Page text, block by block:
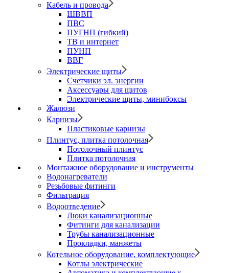
Кабель и провода
ШВВП
ПВС
ПУГНП (гибкий)
ТВ и интернет
ПУНП
ВВГ
Электрические щиты
Счетчики эл. энергии
Аксессуары для щитов
Электрические щиты, минибоксы
Жалюзи
Карнизы
Пластиковые карнизы
Плинтус, плитка потолочная
Потолочный плинтус
Плитка потолочная
Монтажное оборудование и инструменты
Водонагреватели
Резьбовые фитинги
Фильтрация
Водоотведение
Люки канализационные
Фитинги для канализации
Трубы канализационные
Прокладки, манжеты
Котельное оборудование, комплектующие
Котлы электрические